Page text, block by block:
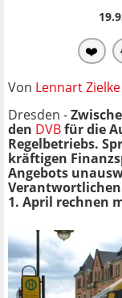
❤️
Von Lennart Zielke
Dresden -
den DVBfür die
Regelbetriebs.
kräftigen
Angebots
1. April rechnen